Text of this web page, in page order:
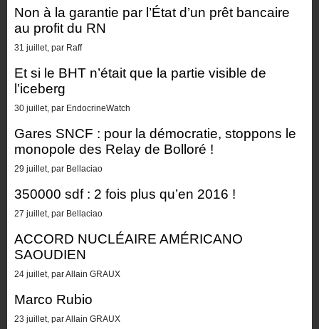
Non à la garantie par l’État d’un prêt bancaire
au profit du RN
31 juillet, par Raff
Et si le BHT n’était que la partie visible de
l’iceberg
30 juillet, par EndocrineWatch
Gares SNCF : pour la démocratie, stoppons le
monopole des Relay de Bolloré !
29 juillet, par Bellaciao
350000 sdf : 2 fois plus qu’en 2016 !
27 juillet, par Bellaciao
ACCORD NUCLÉAIRE AMÉRICANO
SAOUDIEN
24 juillet, par Allain GRAUX
Marco Rubio
23 juillet, par Allain GRAUX